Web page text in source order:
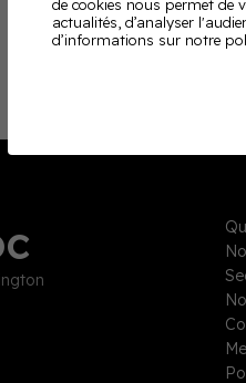
de cookies nous permet de
actualités, d’analyser
d’informations sur notre